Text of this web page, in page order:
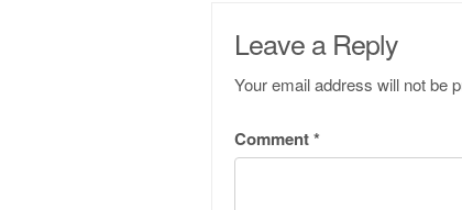
Leave a Reply
Your email address will not be
Comment*